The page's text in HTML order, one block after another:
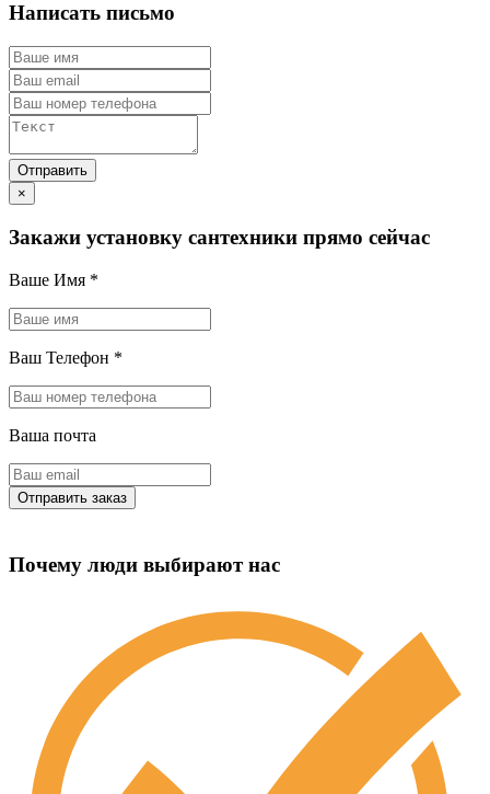
Написать письмо
×
Закажи установку сантехники прямо сейчас
Ваше Имя *
Ваш Телефон *
Ваша почта
Почему люди выбирают нас